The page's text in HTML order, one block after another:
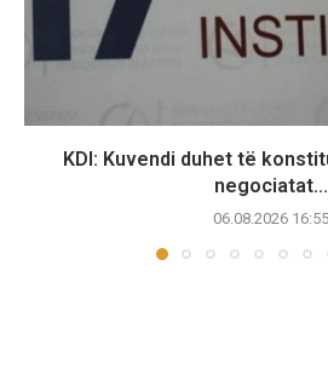
KDI: Kuvendi duhet të
negociatat...
06.08.2026 16:55